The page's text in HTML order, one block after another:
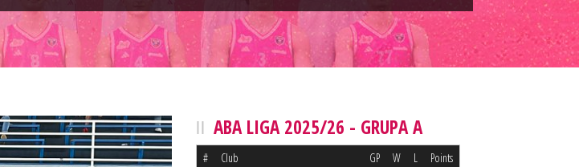
ABA LIGA 2025/26 - GRUPA A
# Club GP W L Points